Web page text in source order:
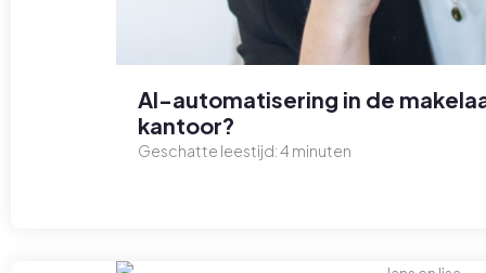
AI-automatisering in de
kantoor?
Geschatte leestijd:4 minuten